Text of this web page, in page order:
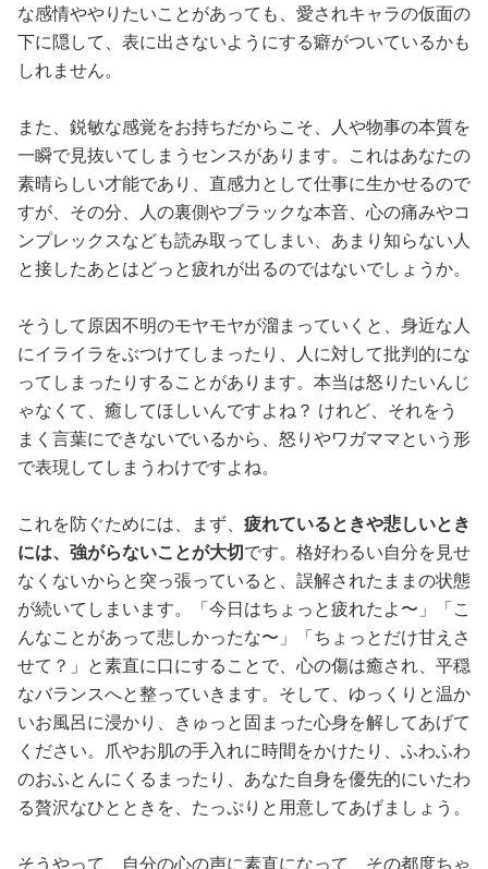
な感情ややりたいことがあっても、愛されキャラの仮面の
下に隠して、表に出さないようにする癖がついているかも
しれません。
また、鋭敏な感覚をお持ちだからこそ、人や物事の本質を
一瞬で見抜いてしまうセンスがあります。これはあなたの
素晴らしい才能であり、直感力として仕事に生かせるので
すが、その分、人の裏側やブラックな本音、心の痛みやコ
ンプレックスなども読み取ってしまい、あまり知らない人
と接したあとはどっと疲れが出るのではないでしょうか。
そうして原因不明のモヤモヤが溜まっていくと、身近な人
にイライラをぶつけてしまったり、人に対して批判的にな
ってしまったりすることがあります。本当は怒りたいんじ
ゃなくて、癒してほしいんですよね？ けれど、それをう
まく言葉にできないでいるから、怒りやワガママという形
で表現してしまうわけですよね。
これを防ぐためには、まず、 疲れているときや悲しいとき
には、強がらないことが大切 です。格好わるい自分を見せ
なくないからと突っ張っていると、誤解されたままの状態
が続いてしまいます。「今日はちょっと疲れたよ〜」「こ
んなことがあって悲しかったな〜」「ちょっとだけ甘えさ
せて？」と素直に口にすることで、心の傷は癒され、平穏
なバランスへと整っていきます。そして、ゆっくりと温か
いお風呂に浸かり、きゅっと固まった心身を解してあげて
ください。爪やお肌の手入れに時間をかけたり、ふわふわ
のおふとんにくるまったり、あなた自身を優先的にいたわ
る贅沢なひとときを、たっぷりと用意してあげましょう。
そうやって、自分の心の声に素直になって、その都度ちゃ